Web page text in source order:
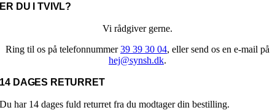
ER DU I TVIVL?
Vi rådgiver gerne.
Ring til os på telefonnummer39 39 30 04, eller send os en e-mail på
hej@synsh.dk.
14 DAGES RETURRET
Du har 14 dages fuld returret fra du modtager din bestilling.